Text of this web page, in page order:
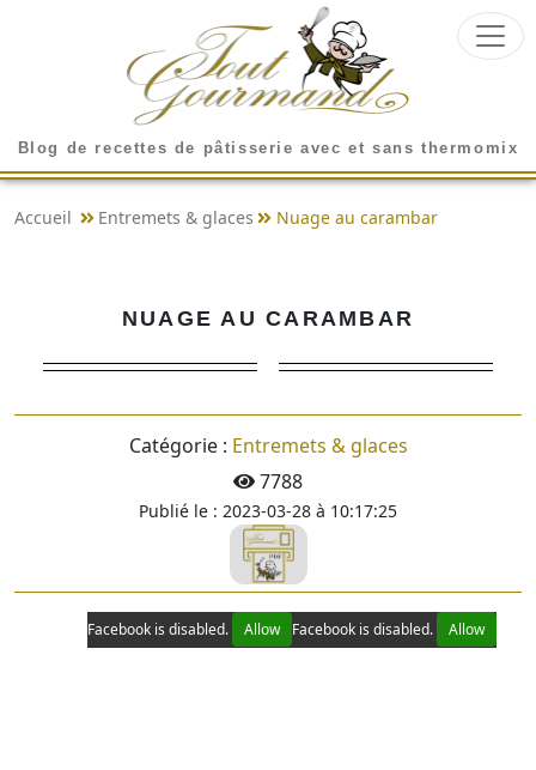
Blog de recettes de pâtisserie avec et sans thermomix
Accueil Entremets & glaces Nuage au carambar
NUAGE AU CARAMBAR
Catégorie : Entremets & glaces
7788
Publié le : 2023-03-28 à 10:17:25
Facebook is disabled. Allow Facebook is disabled. Allow